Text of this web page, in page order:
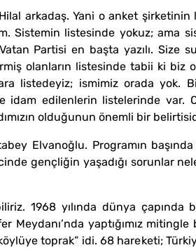
arkadaş. Yani o anket şirketinin
Sistemin listesinde yokuz; ama
Partisi en başta yazılı.
olanların listesinde tabii ki biz
listedeyiz; ismimiz orada yok.
ve idam edilenlerin listelerinde
olduğunun önemli bir
Elvanoğlu. Programın
gençliğin yaşadığı sorunlar
1968 yılında dünya çapında
yaptığımız
köylüye toprak” idi. 68 hareketi;